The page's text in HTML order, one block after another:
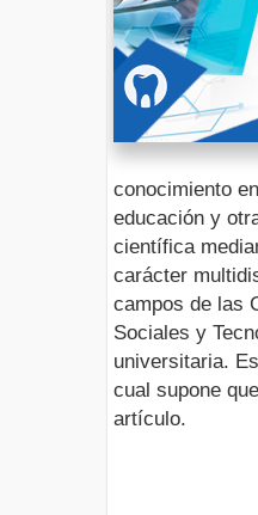
conocimiento
educación y
científica
carácter
campos de las
Sociales y
universitaria.
cual supone
artículo.